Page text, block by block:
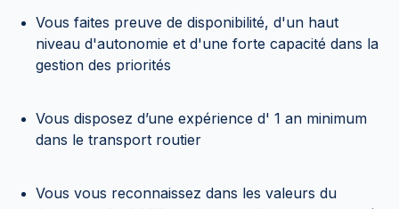
Vous faites preuve de disponibilité, d'un haut
niveau d'autonomie et d'une forte capacité dans la
gestion des priorités
Vous disposez d’une expérience d' 1 an minimum
dans le transport routier
Vous vous reconnaissez dans les valeurs du